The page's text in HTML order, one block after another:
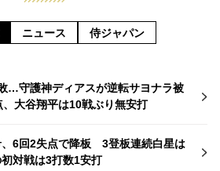
ニュース 侍ジャパン
…守護神ディアスが逆転サヨナラ被
大谷翔平は10戦ぶり無安打
、6回2失点で降板 3登板連続白星は
対戦は3打数1安打